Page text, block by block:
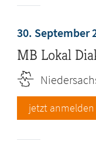
30. September
MB Lokal
jetzt anmelden